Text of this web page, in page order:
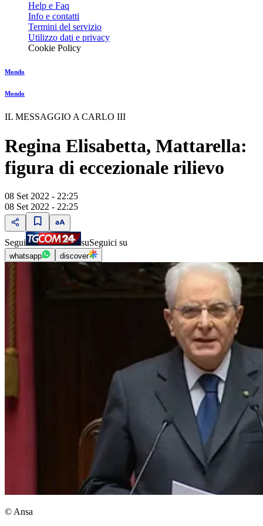
Help e Faq
Info e contatti
Termini del servizio
Utilizzo dati e privacy
Cookie Policy
Mondo
Mondo
IL MESSAGGIO A CARLO III
Regina Elisabetta, Mattarella:
figura di eccezionale rilievo
08 Set 2022 - 22:25
08 Set 2022 - 22:25
Segui suSeguici su
whatsapp discover
© Ansa